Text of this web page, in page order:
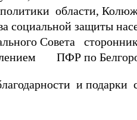
области,
социальной защиты
Совета
ПФР по
и